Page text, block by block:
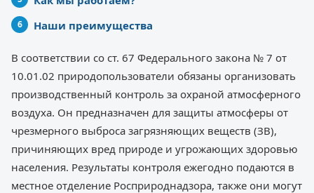
Наши преимущества
В соответствии со ст. 67 Федерального закона № 7 от
10.01.02 природопользователи обязаны организовать
производственный контроль за охраной атмосферного
воздуха. Он предназначен для защиты атмосферы от
чрезмерного выброса загрязняющих веществ (ЗВ),
причиняющих вред природе и угрожающих здоровью
населения. Результаты контроля ежегодно подаются в
местное отделение Росприроднадзора, также они могут